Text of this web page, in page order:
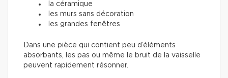
la céramique
les murs sans décoration
les grandes fenêtres
Dans une pièce qui contient peu d’éléments
absorbants, les pas ou même le bruit de la vaisselle
peuvent rapidement résonner.